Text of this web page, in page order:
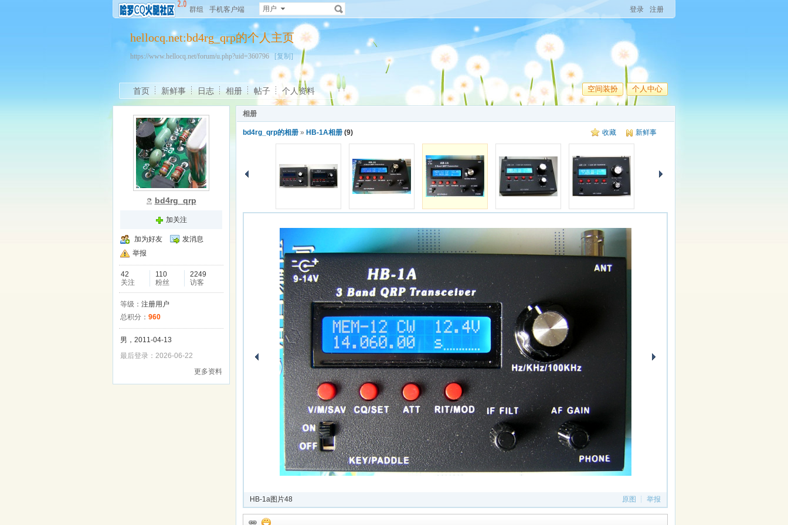
群组 手机客户端 用户 登录 注册
hellocq.net:bd4rg_qrp的个人主页
https://www.hellocq.net/forum/u.php?uid=360796 [复制]
空间装扮 个人中心
首页 新鲜事 日志 相册 帖子 个人资料
bd4rg_qrp
加关注
加为好友
发消息
举报
42
关注
110
粉丝
2249
访客
等级： 注册用户
总积分： 960
男，2011-04-13
最后登录：2026-06-22
更多资料
相册
收藏 新鲜事
bd4rg_qrp的相册 » HB-1A相册 (9)
原图 ┊ 举报
HB-1a图片48
上传于2012-04-25 09:21
浏览(406)